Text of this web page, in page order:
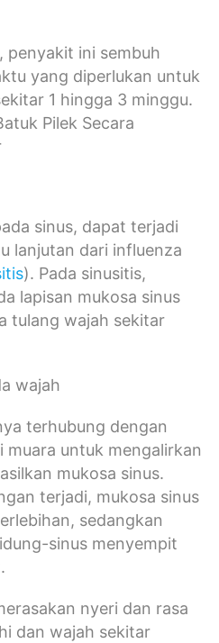
penyakit ini sembuh
yang diperlukan untuk
1 hingga 3 minggu.
Pilek Secara
sinus, dapat terjadi
lanjutan dari influenza
). Pada sinusitis,
lapisan mukosa sinus
tulang wajah sekitar
wajah
terhubung dengan
muara untuk mengalirkan
mukosa sinus.
terjadi, mukosa sinus
sedangkan
sinus menyempit
nyeri dan rasa
dan wajah sekitar